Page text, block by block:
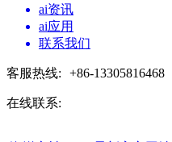
ai资讯
ai应用
联系我们
客服热线: +86-13305816468
在线联系: